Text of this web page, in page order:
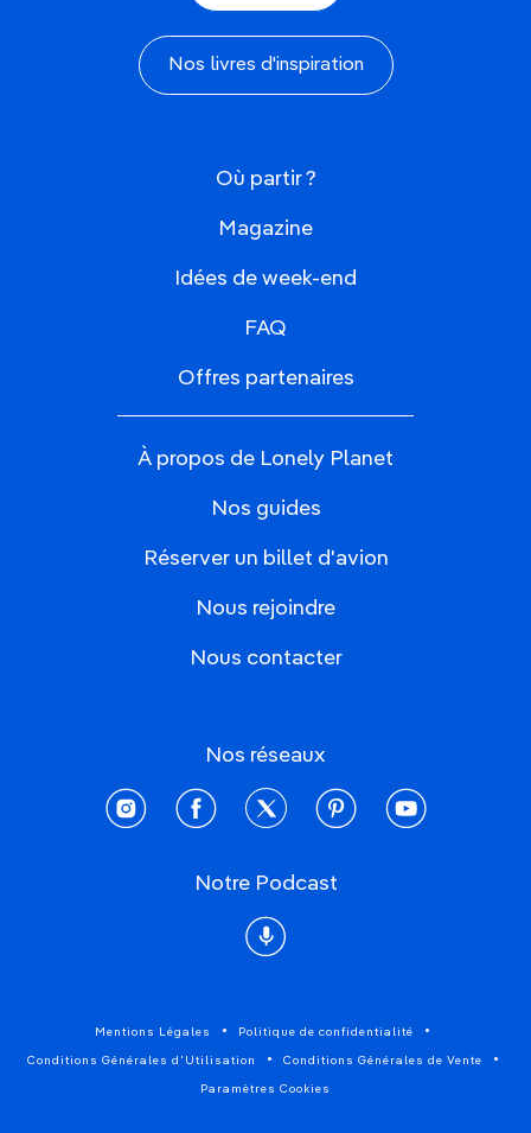
Nos livres d'inspiration
Où partir ?
Magazine
Idées de week-end
FAQ
Offres partenaires
À propos de Lonely Planet
Nos guides
Réserver un billet d'avion
Nous rejoindre
Nous contacter
Nos réseaux
instagramfacebooktwitter pinterestyoutube
Notre Podcast
Podcast
Mentions Légales Politique de confidentialité
Conditions Générales d'Utilisation Conditions Générales de Vente
Paramètres Cookies